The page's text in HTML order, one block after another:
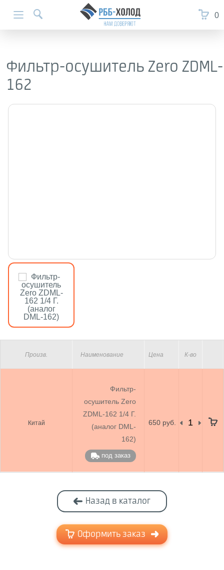
0
Фильтр-осушитель Zero ZDML-
162
Произв. Наименование Цена К-во
Китай
Фильтр-
осушитель Zero
ZDML-162 1/4 Г.
(аналог DML-
162)
под заказ
650 руб.
Назад в каталог
Оформить заказ